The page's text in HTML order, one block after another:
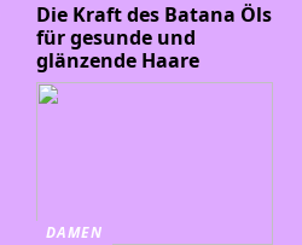
Die Kraft des Batana Öls
für gesunde und
glänzende Haare
DAMEN